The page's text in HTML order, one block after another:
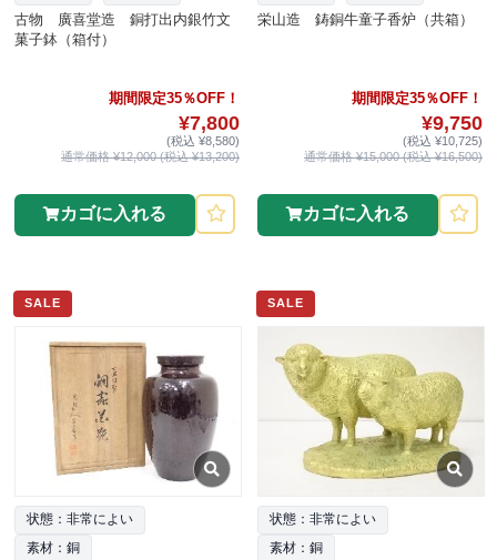
古物 廣喜堂造 銅打出内銀竹文
菓子鉢（箱付）
期間限定35％OFF！
¥7,800
(税込 ¥8,580)
通常価格 ¥12,000 (税込 ¥13,200)
カゴに入れる
栄山造 鋳銅牛童子香炉（共箱）
期間限定35％OFF！
¥9,750
(税込 ¥10,725)
通常価格 ¥15,000 (税込 ¥16,500)
カゴに入れる
SALE
状態：非常によい
素材：銅
SALE
状態：非常によい
素材：銅